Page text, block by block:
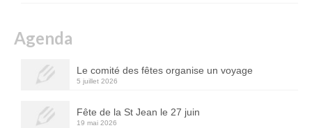
Agenda
Le comité des fêtes organise un voyage
5 juillet 2026
Fête de la St Jean le 27 juin
19 mai 2026